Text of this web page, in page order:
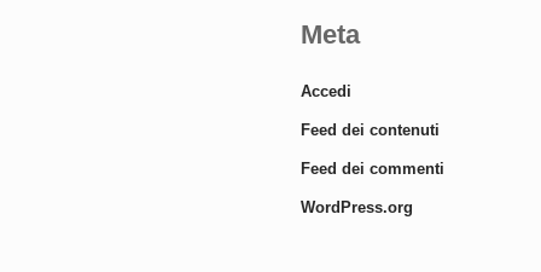
Meta
Accedi
Feed dei contenuti
Feed dei commenti
WordPress.org